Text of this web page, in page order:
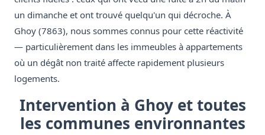
un dimanche et ont trouvé quelqu'un qui décroche. À
Ghoy (7863), nous sommes connus pour cette réactivité
— particulièrement dans les immeubles à appartements
où un dégât non traité affecte rapidement plusieurs
logements.
Intervention à Ghoy et toutes
les communes environnantes